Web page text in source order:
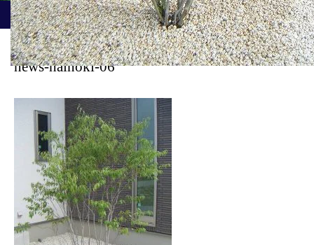
ホーム
ブログ
news-hainoki-06
news-hainoki-06